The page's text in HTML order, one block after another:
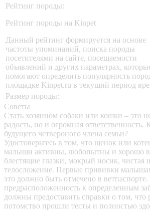
Рейтинг породы:
Рейтинг породы на Kinpet
Данный рейтинг формируется на основе
частоты упоминаний, поиска породы
посетителями на сайте, посещаемости
объявлений и других параметрах,
помогают определить популярность
площадке Kinpet.ru в текущий период
Размер породы:
Советы
Стать хозяином собаки или кошки – это
радость, но и огромная ответственность.
будущего четвероного члена семьи?
Удостоверьтесь в том, что щенок или
малыши активны, любопытны и хорошо
блестящие глазки, мокрый носик, чистая
телосложение. Первые прививки
это должно быть отмечено в
предрасположенность к определенным
должны предоставить справки о том, что
потомство прошли тесты и полностью